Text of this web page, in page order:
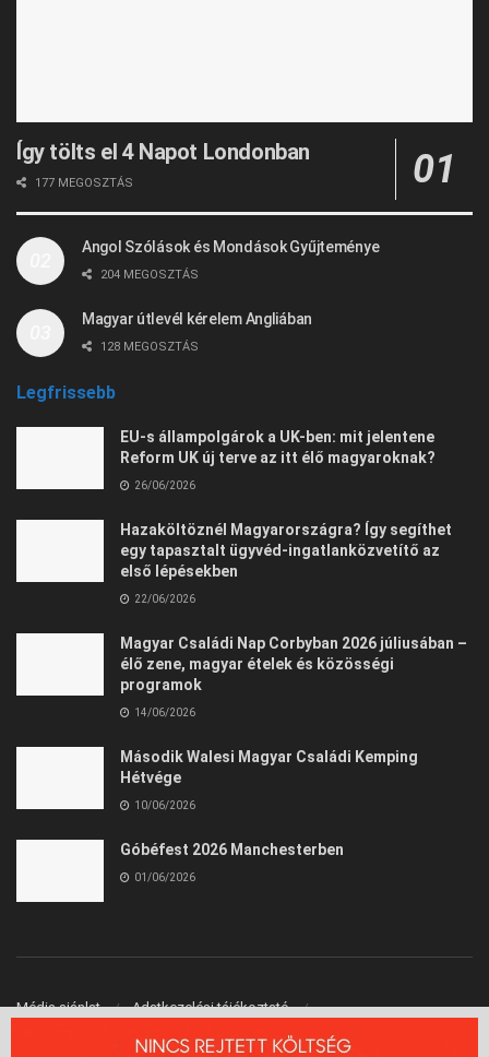
Így tölts el 4 Napot Londonban
177 MEGOSZTÁS
Angol Szólások és Mondások Gyűjteménye
204 MEGOSZTÁS
Magyar útlevél kérelem Angliában
128 MEGOSZTÁS
Legfrissebb
EU-s állampolgárok a UK-ben: mit jelentene
Reform UK új terve az itt élő magyaroknak?
26/06/2026
Hazaköltöznél Magyarországra? Így segíthet
egy tapasztalt ügyvéd-ingatlanközvetítő az
első lépésekben
22/06/2026
Magyar Családi Nap Corbyban 2026 júliusában –
élő zene, magyar ételek és közösségi
programok
14/06/2026
Második Walesi Magyar Családi Kemping
Hétvége
10/06/2026
Góbéfest 2026 Manchesterben
01/06/2026
Média ajánlat
Adatkezelési tájékoztató